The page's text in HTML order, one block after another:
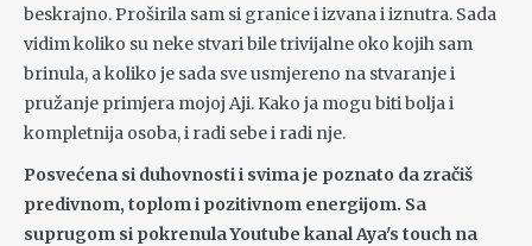
beskrajno. Proširila sam si granice i izvana i iznutra. Sada
vidim koliko su neke stvari bile trivijalne oko kojih sam
brinula, a koliko je sada sve usmjereno na stvaranje i
pružanje primjera mojoj Aji. Kako ja mogu biti bolja i
kompletnija osoba, i radi sebe i radi nje.
Posvećena si duhovnosti i svima je poznato da zračiš
predivnom, toplom i pozitivnom energijom. Sa
suprugom si pokrenula Youtube kanal Aya's touch na